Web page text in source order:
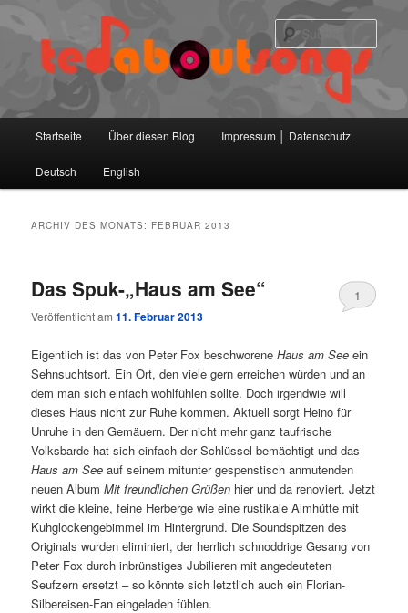
springen
springen
Startseite Über diesen Blog Impressum │ Datenschutz
Deutsch English
ARCHIV DES MONATS: FEBRUAR 2013
Das Spuk-„Haus am See“
Veröffentlicht am11. Februar 2013
1
Eigentlich ist das von Peter Fox beschworeneHaus am See ein
Sehnsuchtsort. Ein Ort, den viele gern erreichen würden und an
dem man sich einfach wohlfühlen sollte. Doch irgendwie will
dieses Haus nicht zur Ruhe kommen. Aktuell sorgt Heino für
Unruhe in den Gemäuern. Der nicht mehr ganz taufrische
Volksbarde hat sich einfach der Schlüssel bemächtigt und das
Haus am See auf seinem mitunter gespenstisch anmutenden
neuen AlbumMit freundlichen Grüßen hier und da renoviert. Jetzt
wirkt die kleine, feine Herberge wie eine rustikale Almhütte mit
Kuhglockengebimmel im Hintergrund. Die Soundspitzen des
Originals wurden eliminiert, der herrlich schnoddrige Gesang von
Peter Fox durch inbrünstiges Jubilieren mit angedeuteten
Seufzern ersetzt – so könnte sich letztlich auch ein Florian-
Silbereisen-Fan eingeladen fühlen.